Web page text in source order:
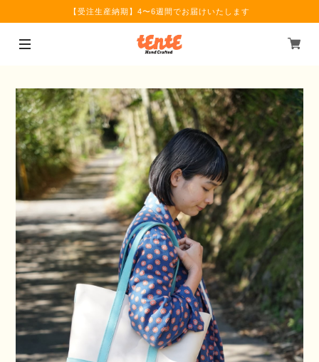
【受注生産納期】4〜6週間でお届けいたします